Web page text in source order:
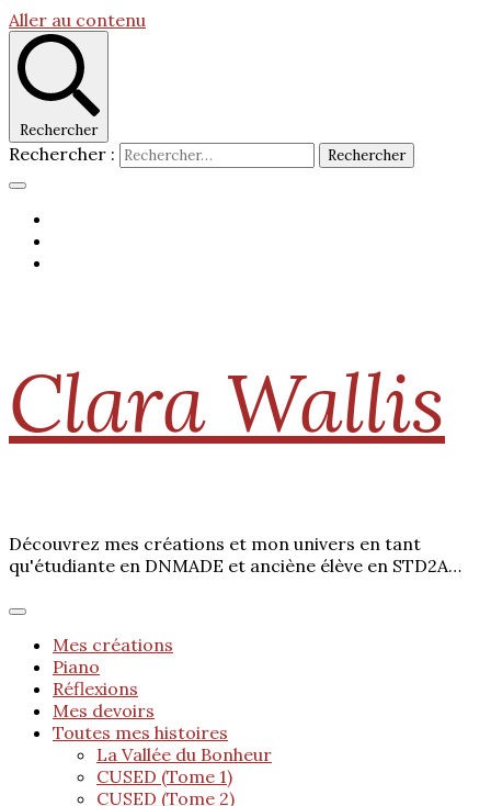
Aller au contenu
Rechercher
Rechercher :
Clara Wallis
Découvrez mes créations et mon univers en tant
qu'étudiante en DNMADE et anciène élève en STD2A…
Mes créations
Piano
Réflexions
Mes devoirs
Toutes mes histoires
La Vallée du Bonheur
CUSED (Tome 1)
CUSED (Tome 2)